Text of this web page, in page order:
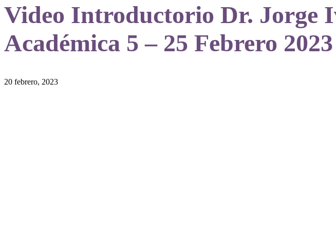
Video Introductorio Dr. Jorge
Académica 5 – 25 Febrero 2023
20 febrero, 2023